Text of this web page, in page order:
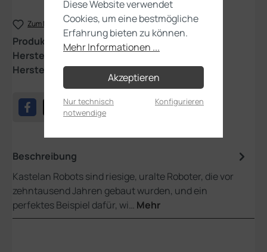
Zum Merkzettel hinzufügen
Produktnummer:59-16
Hersteller:
Games Workshop
Herstellernummer:99120116036
Beschreibung
Kastelan Robots sind riesige, uralte Roboter, die vor
zehntausend Jahren gebaut wurden, und ein
perfektes Beispiel dafür, wi… Mehr
Diese Website verwendet
Cookies, um eine bestmögliche
Erfahrung bieten zu können.
Mehr Informationen ...
Akzeptieren
Nur technisch
notwendige
Konfigurieren